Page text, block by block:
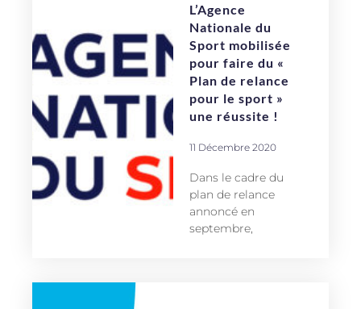
L’Agence
Nationale du
Sport mobilisée
pour faire du «
Plan de relance
pour le sport »
une réussite !
11 Décembre 2020
Dans le cadre du
plan de relance
annoncé en
septembre,